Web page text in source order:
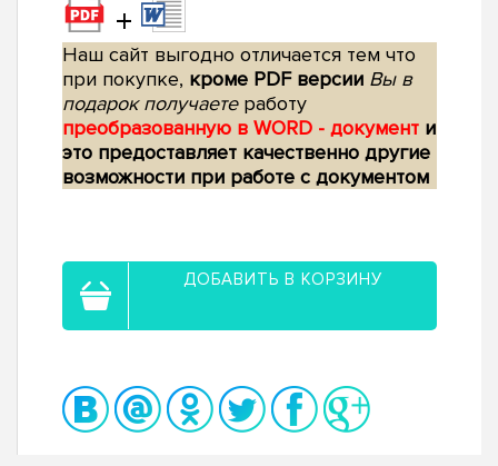
+
Наш сайт выгодно отличается тем что
при покупке, кроме PDF версии Вы в
подарок получаетеработу
преобразованную в WORD - документ и
это предоставляет качественно другие
возможности при работе с документом
ДОБАВИТЬ В КОРЗИНУ